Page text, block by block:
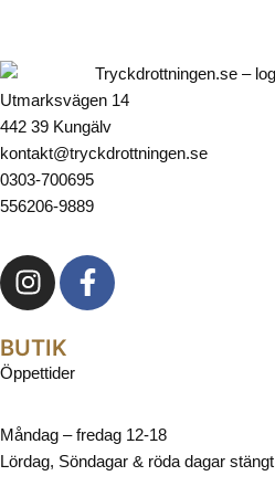
Utmarksvägen 14
442 39 Kungälv
kontakt@tryckdrottningen.se
0303-700695
556206-9889
BUTIK
Öppettider
Måndag – fredag 12-18
Lördag, Söndagar & röda dagar stängt